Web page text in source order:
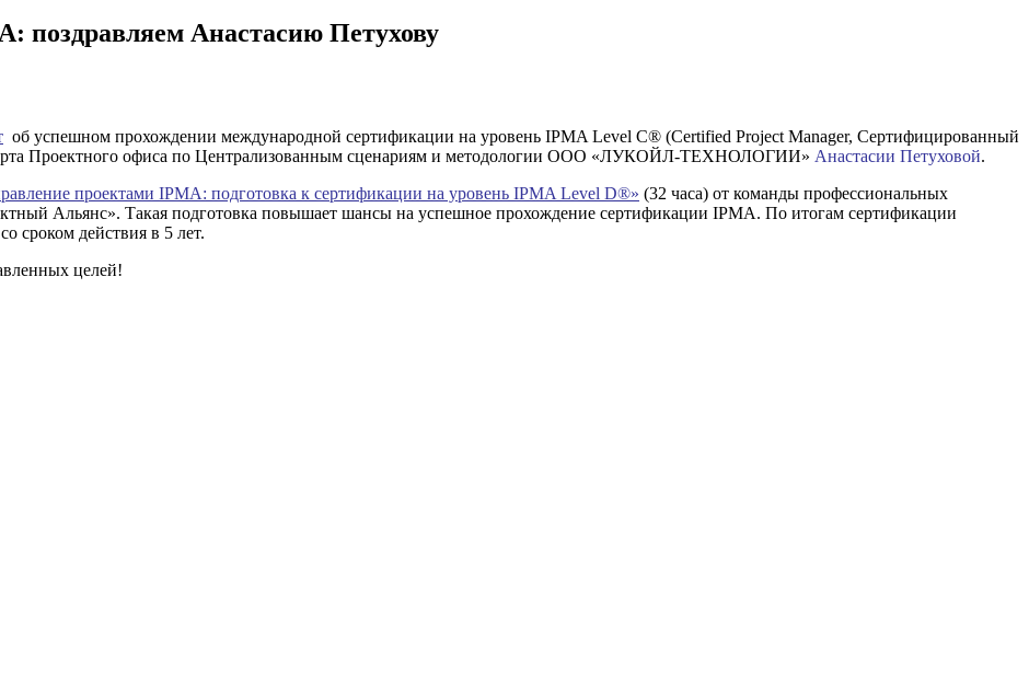
поздравляем Анастасию Петухову
об успешном прохождении международной сертификации на уровень IPMA Level C® (Certified Project Manager, Сертифицированный
Проектного офиса по Централизованным сценариям и методологии ООО «ЛУКОЙЛ-ТЕХНОЛОГИИ» Анастасии Петуховой.
проектами IPMA: подготовка к сертификации на уровень IPMA Level D®» (32 часа) от команды профессиональных
Альянс». Такая подготовка повышает шансы на успешное прохождение сертификации IPMA. По итогам сертификации
сроком действия в 5 лет.
целей!